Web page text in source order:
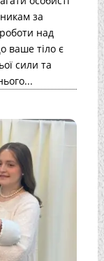
за
роботи над
ваше тіло є
сили та